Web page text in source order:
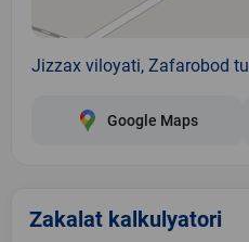
Jizzax viloyati, Zafarobod
Google Maps
Zakalat kalkulyatori